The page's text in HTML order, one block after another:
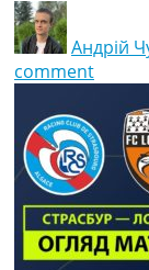
Андрій
comment